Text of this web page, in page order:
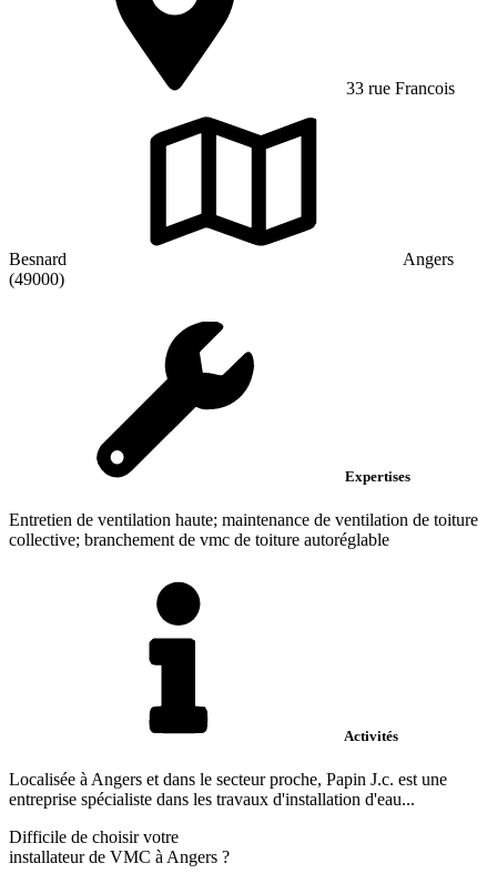
33 rue Francois
Besnard
Angers
(49000)
Expertises
Entretien de ventilation haute; maintenance de ventilation de toiture
collective; branchement de vmc de toiture autoréglable
Activités
Localisée à Angers et dans le secteur proche, Papin J.c. est une
entreprise spécialiste dans les travaux d'installation d'eau...
Difficile de choisir votre
installateur de VMC à Angers ?